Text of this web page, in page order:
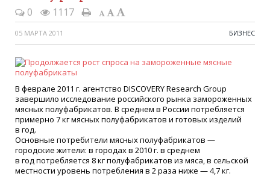
0 1117
05 МАРТА 2011 БИЗНЕС
В феврале 2011 г. агентство DISCOVERY Research Group
завершило исследование российского рынка замороженных
мясных полуфабрикатов. В среднем в России потребляется
примерно 7 кг мясных полуфабрикатов и готовых изделий
в год.
Основные потребители мясных полуфабрикатов —
городские жители: в городах в 2010 г. в среднем
в год потребляется 8 кг полуфабрикатов из мяса, в сельской
местности уровень потребления в 2 раза ниже — 4,7 кг.